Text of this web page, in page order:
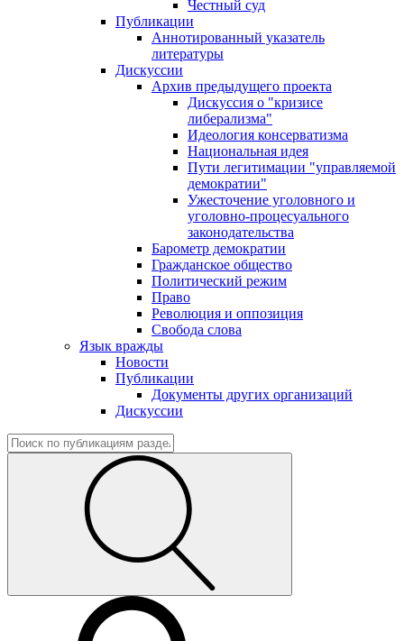
Честный суд
Публикации
Аннотированный указатель
литературы
Дискуссии
Архив предыдущего проекта
Дискуссия о "кризисе
либерализма"
Идеология консерватизма
Национальная идея
Пути легитимации "управляемой
демократии"
Ужесточение уголовного и
уголовно-процесуального
законодательства
Барометр демократии
Гражданское общество
Политический режим
Право
Революция и оппозиция
Свобода слова
Язык вражды
Новости
Публикации
Документы других организаций
Дискуссии